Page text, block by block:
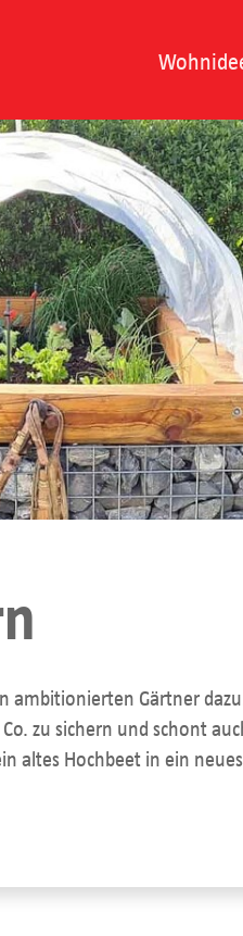
Gärtner
zu sichern und schont
altes Hochbeet in ein